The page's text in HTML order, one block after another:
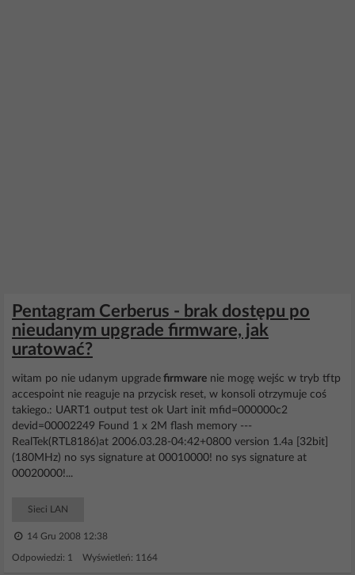
Pentagram Cerberus - brak dostępu po
nieudanym upgrade firmware, jak
uratować?
witam po nie udanym upgrade firmware nie mogę wejśc w tryb tftp
accespoint nie reaguje na przycisk reset, w konsoli otrzymuje coś
takiego.: UART1 output test ok Uart init mfid=000000c2
devid=00002249 Found 1 x 2M flash memory ---
RealTek(RTL8186)at 2006.03.28-04:42+0800 version 1.4a [32bit]
(180MHz) no sys signature at 00010000! no sys signature at
00020000!...
Sieci LAN
14 Gru 2008 12:38
Odpowiedzi: 1 Wyświetleń: 1164